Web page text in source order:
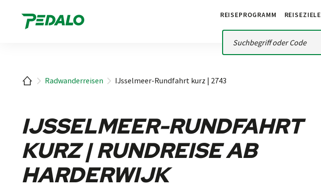
REISEPROGRAMM REISEZIELE
StartseiteRadwanderreisen IJsselmeer-Rundfahrt kurz | 2743
IJSSELMEER-RUNDFAHRT
KURZ | RUNDREISE AB
HARDERWIJK